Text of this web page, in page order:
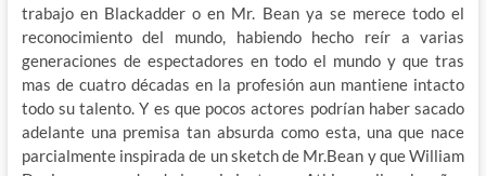
trabajo en Blackadder o en Mr. Bean ya se merece todo el
reconocimiento del mundo, habiendo hecho reír a varias
generaciones de espectadores en todo el mundo y que tras
mas de cuatro décadas en la profesión aun mantiene intacto
todo su talento. Y es que pocos actores podrían haber sacado
adelante una premisa tan absurda como esta, una que nace
parcialmente inspirada de un sketch de Mr.Bean y que William